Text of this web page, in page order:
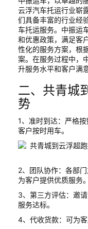
云浮汽车托运行业崭
们具备丰富的行业经
车托运服务。中振运
和优惠政策，满足客
性化的服务方案，根
案。在服务过程中，
升服务水平和客户满
二、共青城
势
1、准时到达：严格
客户按时用车。
2、团队协作：各部
为客户提供优质服务。
3、第三方评估：邀
服务达标。
4、代收货款：可为